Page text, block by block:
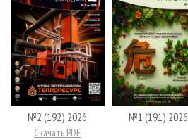
№2 (192) 2026
Скачать PDF
№1 (191) 2026